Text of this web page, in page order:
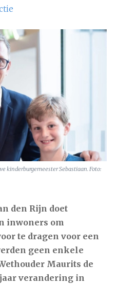
kinderburgemeester Sebastiaan. Foto:
den Rijn doet
inwoners om
te dragen voor een
geen enkele
Maurits de
verandering in